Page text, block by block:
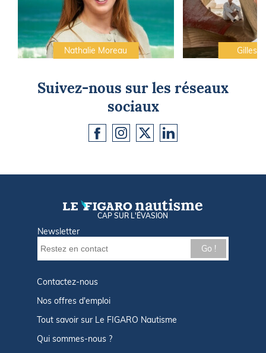
Nathalie Moreau Gilles
Suivez-nous sur les réseaux
sociaux
CAP SUR L'ÉVASION
Newsletter
Go !
Contactez-nous
Nos offres d'emploi
Tout savoir sur Le FIGARO Nautisme
Qui sommes-nous ?